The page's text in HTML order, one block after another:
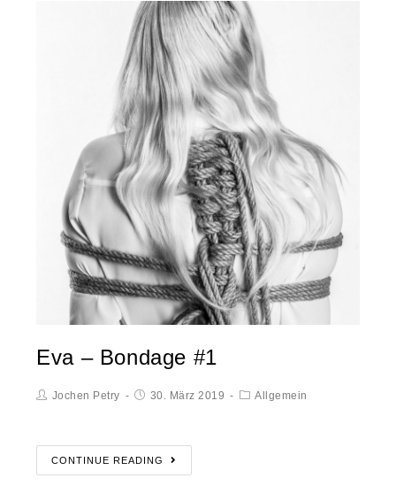
Eva – Bondage #1
Jochen Petry 30. März 2019 Allgemein
CONTINUE READING